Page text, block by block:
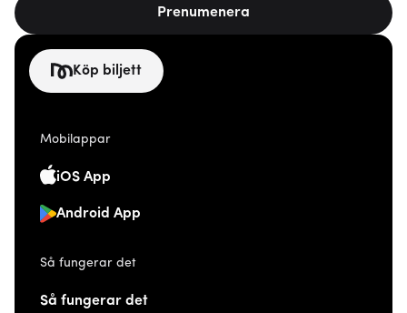
Prenumenera
Köp biljett
Mobilappar
iOS App
Android App
Så fungerar det
Så fungerar det